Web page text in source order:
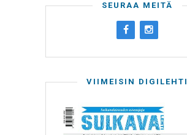
SEURAA MEITÄ
VIIMEISIN DIGILEHTI